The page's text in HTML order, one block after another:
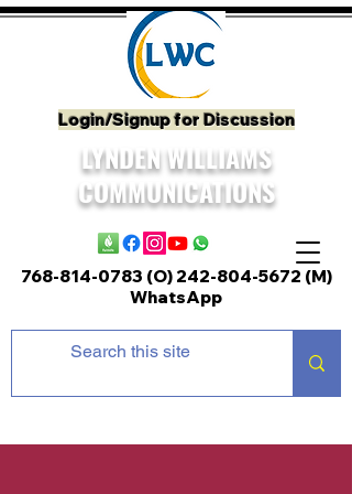
Login/Signup for Discussion
LYNDEN WILLIAMS
COMMUNICATIONS
768-814-0783 (O) 242-804-5672 (M)
WhatsApp